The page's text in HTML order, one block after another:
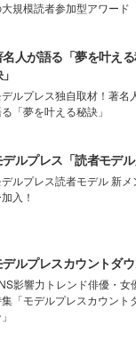
規模読者参加型アワード
名人が語る「夢を叶え
デルプレス独自取材！著名
「夢を叶える秘訣」
デルプレス「読者モデル
デルプレス読者モデル 新メ
入！
デルプレスカウントダ
影響力トレンド俳優・女
「モデルプレスカウント